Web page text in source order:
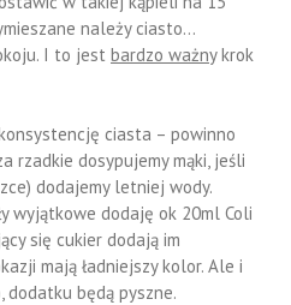
należy ciasto…
I to jest bardzo ważnykrok
ciasta – powinno
rzadkie dosypujemy mąki, jeśli
dodajemy letniej wody.
wyjątkowe dodaję ok 20ml Coli
się cukier dodają im
mają ładniejszy kolor. Ale i
będą pyszne.